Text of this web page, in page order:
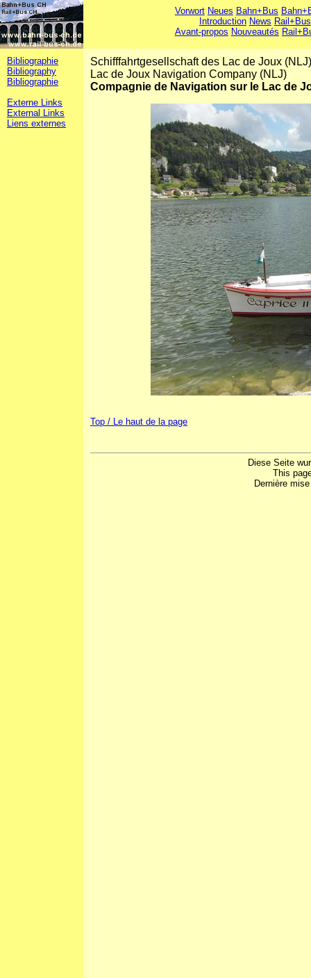
Vorwort Neues Bahn+Bus
Introduction News Rail+Bus
Avant-propos Nouveautés
Bibliographie
Bibliography
Bibliographie
Externe Links
External Links
Liens externes
Schifffahrtgesellschaft des Lac de Joux (NLJ)
Lac de Joux Navigation Company (NLJ)
Compagnie de Navigation sur le Lac de
Top / Le haut de la page
Diese Seite
This
Dernière